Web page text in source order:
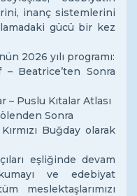
inanç sistemlerini
gücü bir kez
2026 yılı programı:
Beatrice’ten Sonra
– Puslu Kıtalar Atlası
Sonra
Buğday olarak
eşliğinde devam
ve edebiyat
meslektaşlarımızı